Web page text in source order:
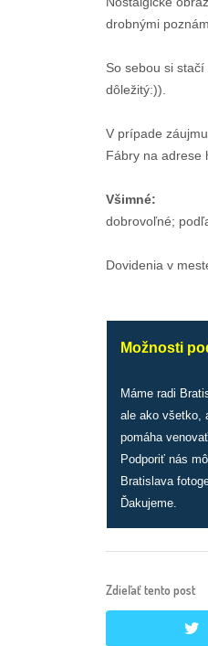
drobnými
So sebou si
dôležitý:)).
V prípade
Fábry na adrese
Všimné:
dobrovoľné;
Dovidenia v
Možnosti
Máme radi
ale ako všetko,
pomáha
Podporiť nás
Bratislava
Ďakujeme.
Zdieľať tento post